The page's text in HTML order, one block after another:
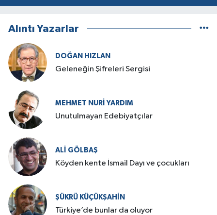
Alıntı Yazarlar
DOĞAN HIZLAN
Geleneğin Şifreleri Sergisi
MEHMET NURI YARDIM
​Unutulmayan Edebiyatçılar
ALI GÖLBAŞ
Köyden kente İsmail Dayı ve çocukları
ŞÜKRÜ KÜÇÜKŞAHIN
Türkiye’de bunlar da oluyor